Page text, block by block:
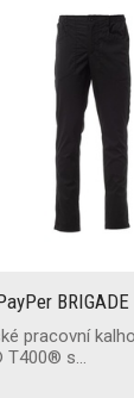
BRIGADE
pracovní
T400® s…